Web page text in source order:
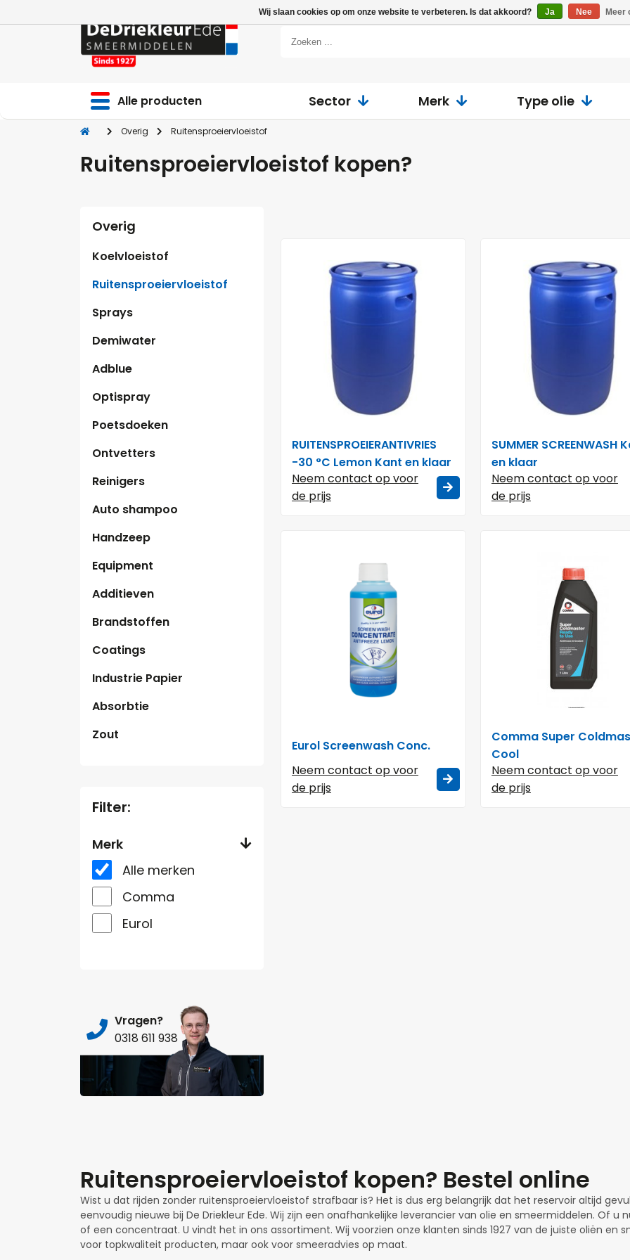
Alle producten Sector Merk Type olie
Overig Ruitensproeiervloeistof
Ruitensproeiervloeistof kopen?
Overig
Koelvloeistof
Ruitensproeiervloeistof
Sprays
Demiwater
Adblue
Optispray
Poetsdoeken
Ontvetters
Reinigers
Auto shampoo
Handzeep
Equipment
Additieven
Brandstoffen
Coatings
Industrie Papier
Absorbtie
Zout
Filter:
Merk
Alle merken
Comma
Eurol
Vragen?
0318 611 938
RUITENSPROEIERANTIVRIES
-30 °C Lemon Kant en klaar
Neem contact op voor
de prijs
SUMMER SCREENWASH
en klaar
Neem contact op voor
de prijs
Eurol Screenwash Conc.
Neem contact op voor
de prijs
Comma Super
Cool
Neem contact op voor
de prijs
Ruitensproeiervloeistof kopen? Bestel online
Wist u dat rijden zonder ruitensproeiervloeistof strafbaar is? Het is dus erg belangrijk dat het reservoir altijd
eenvoudig nieuwe bij De Driekleur Ede. Wij zijn een onafhankelijke leverancier van olie en smeermiddelen. Of
of een concentraat. U vindt het in ons assortiment. Wij voorzien onze klanten sinds 1927 van de juiste oliën en
voor topkwaliteit producten, maar ook voor smeeradvies op maat.
Wij slaan cookies op om onze website te verbeteren. Is dat akkoord? Ja Nee Meer